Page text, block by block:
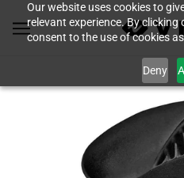
Our website uses cookies to
relevant experience. By clicking
consent to the use of cookies
Deny